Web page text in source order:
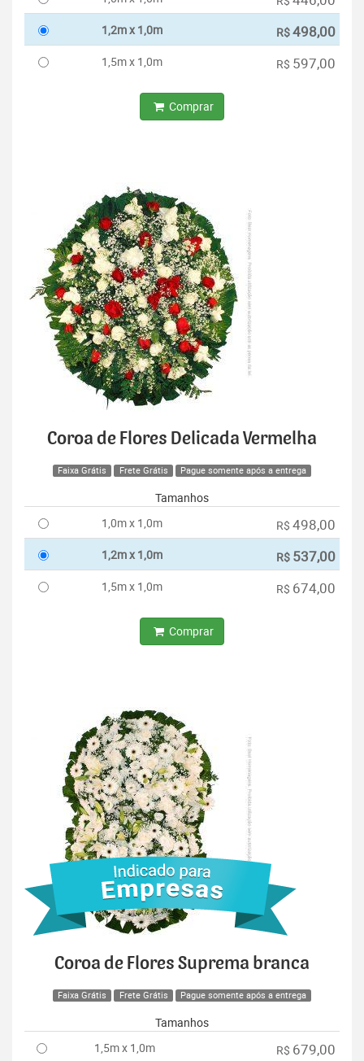
1,2m x 1,0m R$498,00
1,5m x 1,0m R$ 597,00
Comprar
Coroa de Flores Delicada Vermelha
Faixa Grátis Frete Grátis Pague somente após a entrega
Tamanhos
1,0m x 1,0m
R$ 498,00
1,2m x 1,0m R$ 537,00
1,5m x 1,0m R$ 674,00
Comprar
Coroa de Flores Suprema branca
Faixa Grátis Frete Grátis Pague somente após a entrega
Tamanhos
1,5m x 1,0m
R$ 679,00